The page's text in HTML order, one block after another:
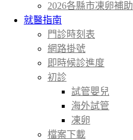
2026各縣市凍卵補助
就醫指南
門診時刻表
網路掛號
即時候診進度
初診
試管嬰兒
海外試管
凍卵
檔案下載